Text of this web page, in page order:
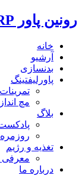
رونین پاور RP
خانه
آرشیو
بدنسازی
پاورلیفتینگ
مچ
بلاگ
تغذیه و رژیم
درباره ما